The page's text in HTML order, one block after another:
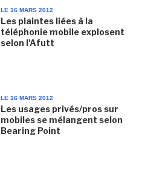
LE 16 MARS 2012
Les plaintes liées à la
téléphonie mobile explosent
selon l'Afutt
LE 16 MARS 2012
Les usages privés/pros sur
mobiles se mélangent selon
Bearing Point